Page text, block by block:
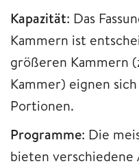
Kapazität: Das
Kammern ist
größeren Kammern
Kammer) eignen
Portionen.
Programme: Die
bieten